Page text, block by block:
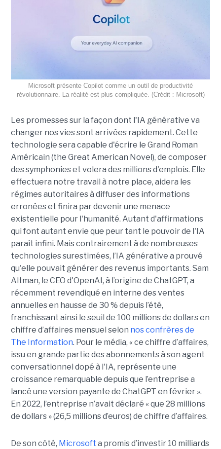
Microsoft présente Copilot comme un outil de productivité
révolutionnaire. La réalité est plus compliquée. (Crédit : Microsoft)
Les promesses sur la façon dont l'IA générative va
changer nos vies sont arrivées rapidement. Cette
technologie sera capable d'écrire le Grand Roman
Américain (the Great American Novel), de composer
des symphonies et volera des millions d'emplois. Elle
effectuera notre travail à notre place, aidera les
régimes autoritaires à diffuser des informations
erronées et finira par devenir une menace
existentielle pour l'humanité. Autant d'affirmations
qui font autant envie que peur tant le pouvoir de l'IA
paraît infini. Mais contrairement à de nombreuses
technologies surestimées, l’IA générative a prouvé
qu'elle pouvait générer des revenus importants. Sam
Altman, le CEO d'OpenAI, à l’origine de ChatGPT, a
récemment revendiqué en interne des ventes
annuelles en hausse de 30 % depuis l’été,
franchissant ainsi le seuil de 100 millions de dollars en
chiffre d’affaires mensuel selon nos confrères de
The Information. Pour le média, « ce chiffre d’affaires,
issu en grande partie des abonnements à son agent
conversationnel dopé à l'IA, représente une
croissance remarquable depuis que l’entreprise a
lancé une version payante de ChatGPT en février ».
En 2022, l’entreprise n’avait déclaré « que 28 millions
de dollars » (26,5 millions d’euros) de chiffre d’affaires.
De son côté, Microsoft a promis d’investir 10 milliards